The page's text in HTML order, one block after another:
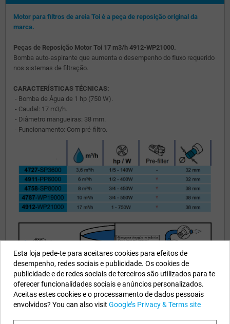
Motor para filtros de areia Toi é a peça de reposição original da
marca.
Peças de Reposição Motor Toi 17 m3/h 4912-WP21000.
Bomba auto-aspirante que aumenta o desempenho do fluxo requerido
nos sistemas de filtração.
CARACTERÍSTICAS TÉCNICAS:
- Bomba de Água de 1 hp (750 W).
- Caudal: 17 m3/h.
- Diâmetro mangueiras: 38 mm.
- Funcionamento: Com pré-filtro.
Esta loja pede-te para aceitares cookies para efeitos de
desempenho, redes sociais e publicidade. Os cookies de
publicidade e de redes sociais de terceiros são utilizados para te
oferecer funcionalidades sociais e anúncios personalizados.
Aceitas estes cookies e o processamento de dados pessoais
envolvidos? You can also visit Google’s Privacy & Terms site